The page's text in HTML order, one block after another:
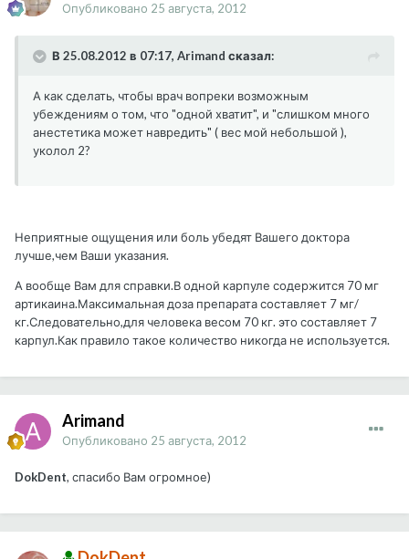
Опубликовано 25 августа, 2012
В 25.08.2012 в 07:17, Arimand сказал:
А как сделать, чтобы врач вопреки возможным
убеждениям о том, что "одной хватит", и "слишком много
анестетика может навредить" ( вес мой небольшой ),
уколол 2?
Неприятные ощущения или боль убедят Вашего доктора
лучше,чем Ваши указания.
А вообще Вам для справки.В одной карпуле содержится 70 мг
артикаина.Максимальная доза препарата составляет 7 мг/
кг.Следовательно,для человека весом 70 кг. это составляет 7
карпул.Как правило такое количество никогда не используется.
Arimand
Опубликовано 25 августа, 2012
DokDent, спасибо Вам огромное)